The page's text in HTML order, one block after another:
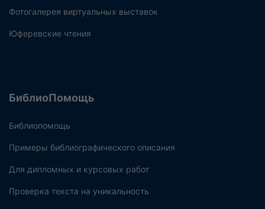
Фотогалерея виртуальных выставок
Юферевские чтения
БиблиоПомощь
Библиопомощь
Примеры библиографического описания
Для дипломных и курсовых работ
Проверка текста на уникальность